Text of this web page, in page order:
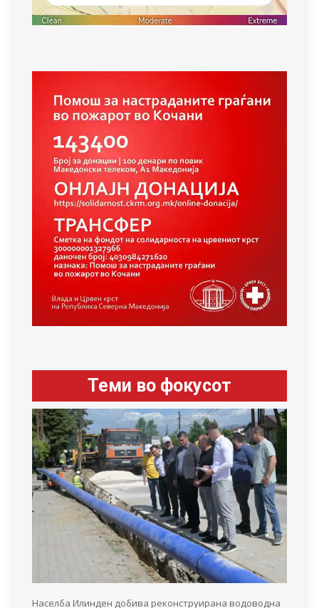
Теми во фокусот
Населба Илинден добива реконструирана водоводна